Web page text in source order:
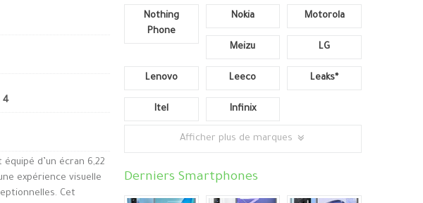
4
équipé d’un écran 6,22
expérience visuelle
Cet
Nothing
Phone
Nokia Motorola
Meizu LG
Lenovo Leeco Leaks*
Itel Infinix
Afficher plus de marques
Derniers Smartphones